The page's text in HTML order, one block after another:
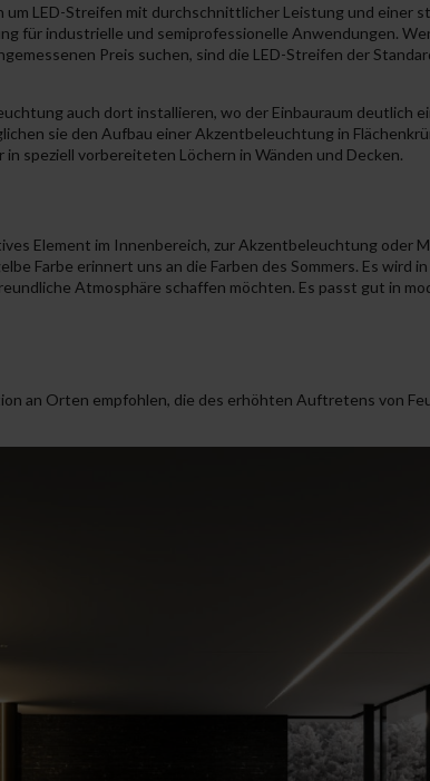
um LED-Streifen mit durchschnittlicher Leistung und einer
für industrielle und semiprofessionelle Anwendungen.
Preis suchen, sind die LED-Streifen der
auch dort installieren, wo der Einbauraum deutlich
sie den Aufbau einer Akzentbeleuchtung in
speziell vorbereiteten Löchern in Wänden und Decken.
Element im Innenbereich, zur Akzentbeleuchtung oder
Farbe erinnert uns an die Farben des Sommers. Es wird
Atmosphäre schaffen möchten. Es passt gut in
an Orten empfohlen, die des erhöhten Auftretens von